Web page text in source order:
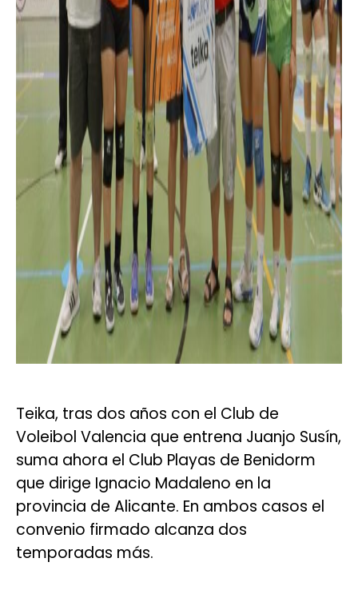
Teika, tras dos años con el Club de
Voleibol Valencia que entrena Juanjo Susín,
suma ahora el Club Playas de Benidorm
que dirige Ignacio Madaleno en la
provincia de Alicante. En ambos casos el
convenio firmado alcanza dos
temporadas más.